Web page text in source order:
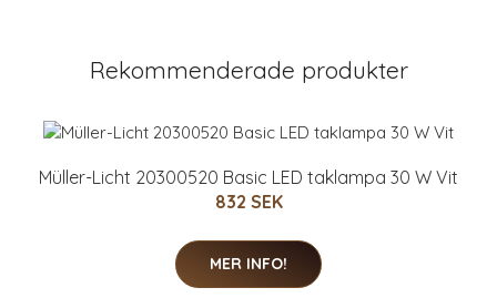
Rekommenderade produkter
Müller-Licht 20300520 Basic LED taklampa 30 W Vit
832 SEK
MER INFO!